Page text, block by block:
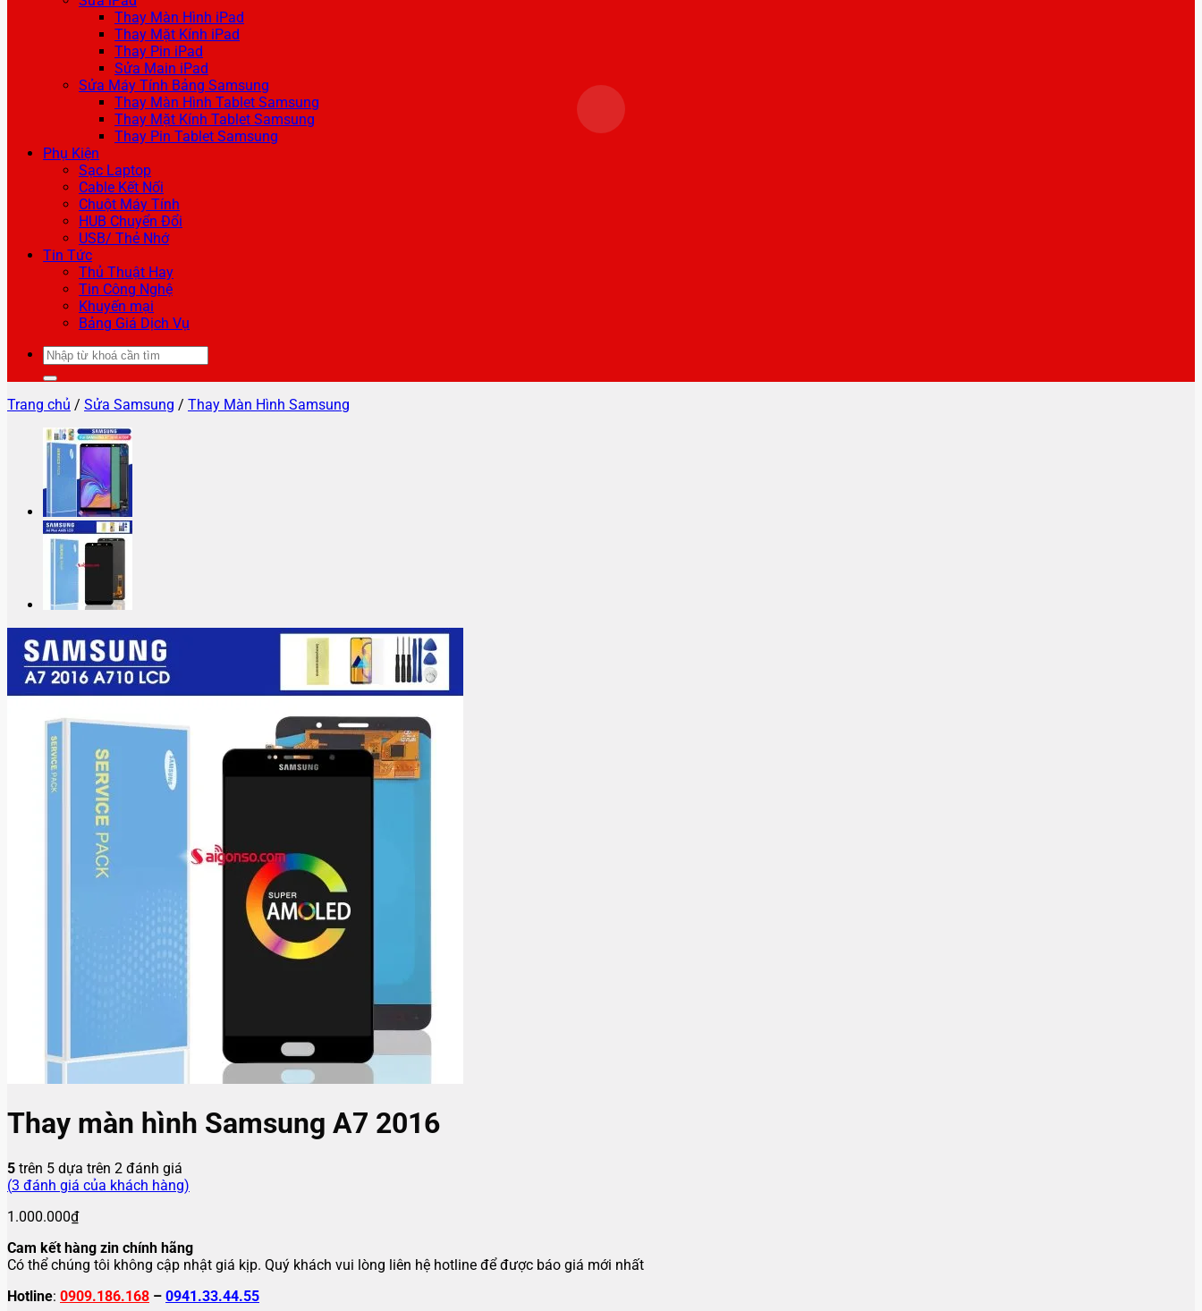
Thay Màn Hình iPad
Thay Mặt Kính iPad
Thay Pin iPad
Sửa Main iPad
Sửa Máy Tính Bảng Samsung
Thay Màn Hình Tablet Samsung
Thay Mặt Kính Tablet Samsung
Thay Pin Tablet Samsung
Phụ Kiện
Sạc Laptop
Cable Kết Nối
Chuột Máy Tính
HUB Chuyển Đổi
USB/ Thẻ Nhớ
Tin Tức
Thủ Thuật Hay
Tin Công Nghệ
Khuyến mại
Bảng Giá Dịch Vụ
Tìm
kiếm:
Trang chủ / Sửa Samsung / Thay Màn Hình Samsung
Thay màn hình Samsung A7 2016
5 trên 5 dựa trên 2 đánh giá
(3 đánh giá của khách hàng)
1.000.000₫
Cam kết hàng zin chính hãng
Có thể chúng tôi không cập nhật giá kịp. Quý khách vui lòng liên hệ hotline để được báo giá mới nhất
Hotline: 0909.186.168 – 0941.33.44.55